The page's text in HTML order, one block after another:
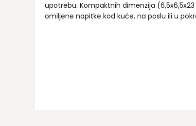
upotrebu. Kompaktnih dimenzija
omiljene napitke kod kuće, na poslu ili u